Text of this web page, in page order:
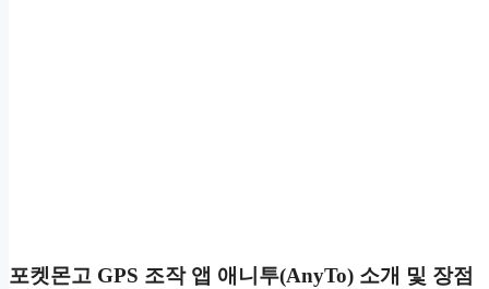
포켓몬고 GPS 조작 앱 애니투(AnyTo) 소개 및 장점